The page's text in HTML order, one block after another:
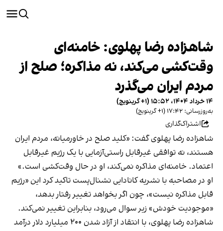
شاهزاده رضا پهلوی: خامنه‌ای
وقت‌کشی می‌کند، نه مذاکره؛ صلح از
مردم ایران می‌گذرد
۱۴ خرداد ۱۴۰۴، ۱۵:۵۲ (‎+۱ گرینویچ)
به‌روزرسانی: ۱۷:۴۲ (‎+۱ گرینویچ)
اشتراک‌گذاری
شاهزاده رضا پهلوی گفت: «کلید صلح در خاورمیانه، مردم ایران
هستند، نه توافقی غیرقابل راستی‌آزمایی با یک رژیم غیرقابل
اعتماد. خامنه‌ای مذاکره نمی‌کند، او در حال وقت‌کشی است.»
او در مصاحبه با نشریه کانادایی نشنال‌پست تاکید کرد این «رژیم
قابل مذاکره نیست»، چون اگر بخواهد تغییر رفتار بدهد،
«موجودیت خودش» زیر سوال می‌رود، بنابراین تغییر نمی‌کند.
شاهزاده رضا پهلوی، با انتقاد از آزاد شدن ۲۰۰ میلیارد دلار درآمد